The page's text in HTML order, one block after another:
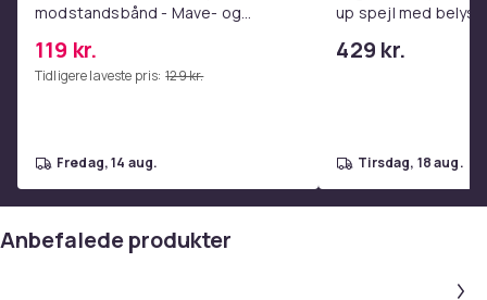
1 x CPL polariseringsfilter
1 x Objektivklemme
1 x Lynlåsetui
1 x Objektivdæksel
Vægt, gram
64
3dd34f4c-a98b-533a-a497-fa05e10ed25f
modstandsbånd - Mave- og
hjemmetræningscenter Pink
119 kr.
Tidligere laveste pris: 129 kr.
fredag, 14 aug.
up spejl med
- dæmpbar med tre
429 kr.
tirsdag, 18 aug.
Anbefalede produkter